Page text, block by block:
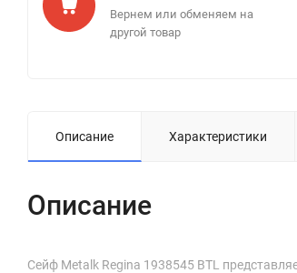
Вернем или обменяем на
другой товар
Описание Характеристики
Описание
Сейф Metalk Regina 1938545 BTL